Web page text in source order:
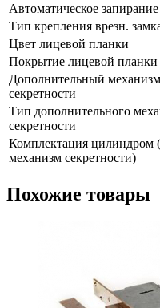
Автоматическое запирание
Тип крепления врезн.
Цвет лицевой планки
Покрытие лицевой планки
Дополнительный механизм
секретности
Тип дополнительного
секретности
Комплектация цилиндром
механизм секретности)
Похожие товары